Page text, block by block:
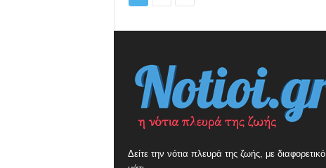
Δείτε την νότια πλευρά της ζωής, με διαφορετικό